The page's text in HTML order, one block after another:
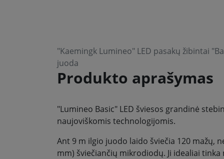
"Kaemingk Lumineo" LED pasakų žibintai
juoda
Produkto aprašymas
"Lumineo Basic" LED šviesos grandinė
naujoviškomis technologijomis.
Ant 9 m ilgio juodo laido šviečia 120 mažų,
mm) šviečiančių mikrodiodų. Ji idealiai